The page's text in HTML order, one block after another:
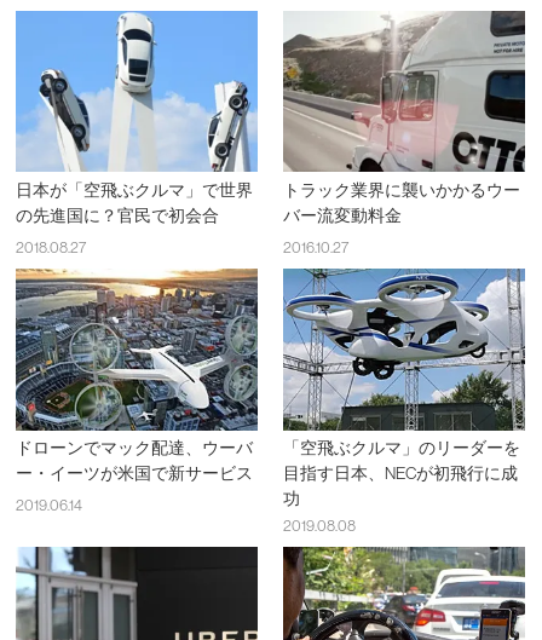
日本が「空飛ぶクルマ」で世界
の先進国に？官民で初会合
2018.08.27
トラック業界に襲いかかるウー
バー流変動料金
2016.10.27
ドローンでマック配達、ウーバ
ー・イーツが米国で新サービス
2019.06.14
「空飛ぶクルマ」のリーダーを
目指す日本、NECが初飛行に成
功
2019.08.08